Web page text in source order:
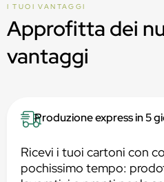
I TUOI VANTAGGI
Approfitta dei
vantaggi
Produzione express in 5
Ricevi i tuoi cartoni con
pochissimo tempo: